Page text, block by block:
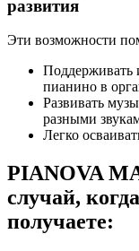
развития
Эти возможности
Поддерживать
пианино в
Развивать
разными
Легко
PIANOVA
случай,
получаете: